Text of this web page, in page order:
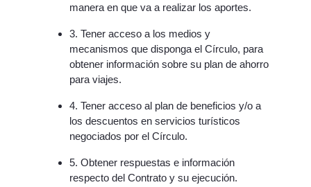
manera en que va a realizar los aportes.
3. Tener acceso a los medios y
mecanismos que disponga el Círculo, para
obtener información sobre su plan de ahorro
para viajes.
4. Tener acceso al plan de beneficios y/o a
los descuentos en servicios turísticos
negociados por el Círculo.
5. Obtener respuestas e información
respecto del Contrato y su ejecución.